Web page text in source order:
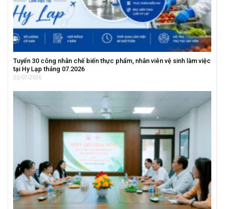
Tuyển 30 công nhân chế biến thực phẩm, nhân viên vệ sinh làm việc
tại Hy Lạp tháng 07.2026
23/07/2026